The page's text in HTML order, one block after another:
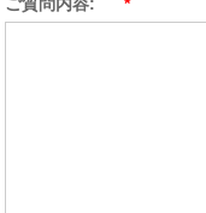
ご質問内容: *